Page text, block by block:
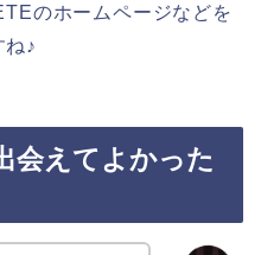
のホームページなどを
ね♪
会えてよかった